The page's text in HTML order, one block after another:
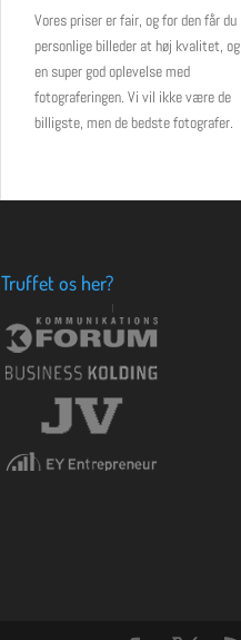
Vores priser er fair, og for den får du
personlige billeder at høj kvalitet, og
en super god oplevelse med
fotograferingen. Vi vil ikke være de
billigste, men de bedste fotografer.
Truffet os her?